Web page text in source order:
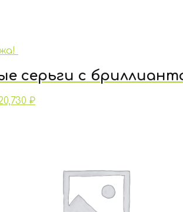
серьги с
₽